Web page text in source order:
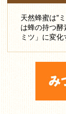
天然蜂蜜は”
は蜂の持つ酵
ミツ」に変化